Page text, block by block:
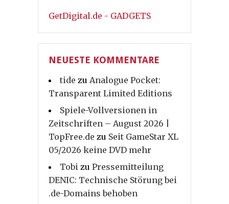
GetDigital.de - GADGETS
NEUESTE KOMMENTARE
tide zu Analogue Pocket:
Transparent Limited Editions
Spiele-Vollversionen in
Zeitschriften – August 2026 |
TopFree.de zu Seit GameStar XL
05/2026 keine DVD mehr
Tobi zu Pressemitteilung
DENIC: Technische Störung bei
.de-Domains behoben